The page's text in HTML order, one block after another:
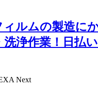
ィルムの製造に
洗浄作業！日払
Next